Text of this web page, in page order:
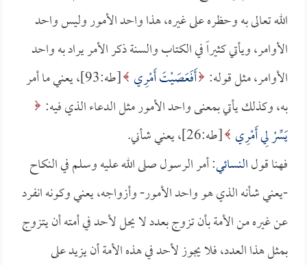
الله تعالى به وحظره على غيره، هذا واحد الأمور وليس واحد
الأوامر، ويأتي كثيراً في الكتاب والسنة ذكر الأمر يراد به واحد
الأوامر، مثل قوله: أَفَعَصَيْتَ أَمْرِي
[طه:93]، يعني ما أمر
به، وكذلك يأتي بمعنى واحد الأمور مثل الدعاء الذي فيه:
يَسِّرْ لِي أَمْرِي [طه:26]، يعني شأني.
فهنا قولالنسائي: أمر الرسول صلى الله عليه وسلم في النكاح
-يعني شأنه الذي هو واحد الأمور- وأزواجه، يعني وكونه انفرد
عن غيره من الأمة بأن تزوج بعدد لا يحل لأحد في أمته أن يتزوج
بمثل هذا العدد، فلا يجوز لأحد في هذه الأمة أن يزيد على